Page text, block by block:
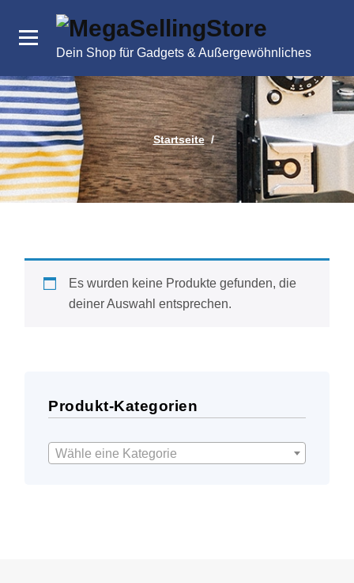
Inhalt
Dein Shop für Gadgets & Außergewöhnliches
Startseite/
Es wurden keine Produkte gefunden, die
deiner Auswahl entsprechen.
Produkt-Kategorien
Wähle eine Kategorie